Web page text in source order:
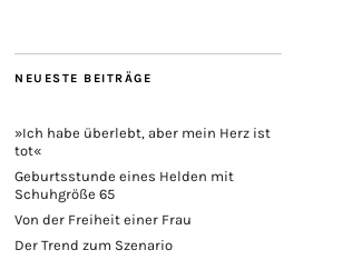
NEUESTE BEITRÄGE
»Ich habe überlebt, aber mein Herz ist
tot«
Geburtsstunde eines Helden mit
Schuhgröße 65
Von der Freiheit einer Frau
Der Trend zum Szenario